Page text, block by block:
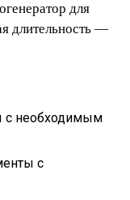
для
длительность —
с необходимым
с